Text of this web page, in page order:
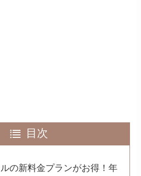
目次
の新料金プランがお得！年